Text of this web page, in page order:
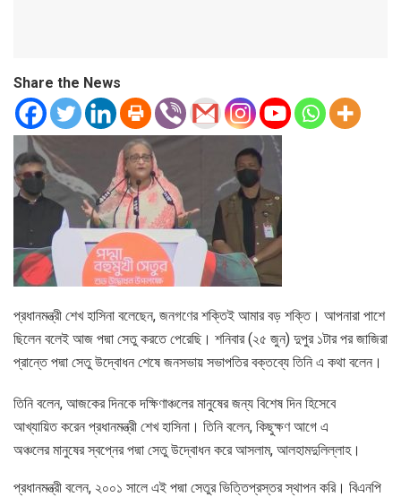
Share the News
প্রধানমন্ত্রী শেখ হাসিনা বলেছেন, জনগণের শক্তিই আমার বড় শক্তি। আপনারা পাশে
ছিলেন বলেই আজ পদ্মা সেতু করতে পেরেছি। শনিবার (২৫ জুন) দুপুর ১টার পর জাজিরা
প্রান্তে পদ্মা সেতু উদ্বোধন শেষে জনসভায় সভাপতির বক্তব্যে তিনি এ কথা বলেন।
তিনি বলেন, আজকের দিনকে দক্ষিণাঞ্চলের মানুষের জন্য বিশেষ দিন হিসেবে
আখ্যায়িত করেন প্রধানমন্ত্রী শেখ হাসিনা। তিনি বলেন, কিছুক্ষণ আগে এ
অঞ্চলের মানুষের স্বপ্নের পদ্মা সেতু উদ্বোধন করে আসলাম, আলহামদুলিল্লাহ।
প্রধানমন্ত্রী বলেন, ২০০১ সালে এই পদ্মা সেতুর ভিত্তিপ্রস্তর স্থাপন করি। বিএনপি